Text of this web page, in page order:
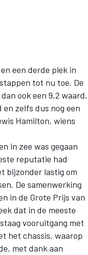
een derde plek in
tot nu toe. De
ook een 9,2 waard,
zelfs dus nog een
Hamilton, wiens
in zee was gegaan
reputatie had
bijzonder lastig om
De samenwerking
in de Grote Prijs van
dat in de meeste
vooruitgang met
het chassis, waarop
met dank aan